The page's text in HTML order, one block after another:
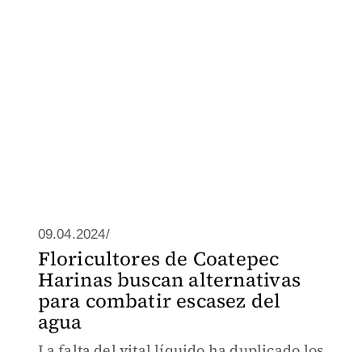
09.04.2024/
Floricultores de Coatepec
Harinas buscan alternativas
para combatir escasez del
agua